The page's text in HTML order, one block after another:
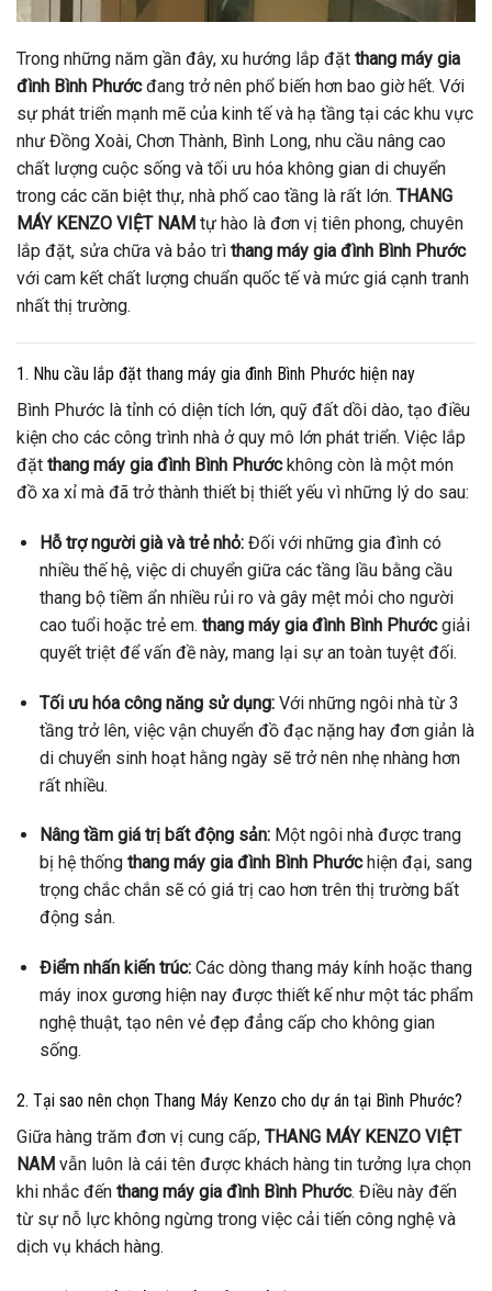
Trong những năm gần đây, xu hướng lắp đặt thang máy gia
đình Bình Phướcđang trở nên phổ biến hơn bao giờ hết. Với
sự phát triển mạnh mẽ của kinh tế và hạ tầng tại các khu vực
như Đồng Xoài, Chơn Thành, Bình Long, nhu cầu nâng cao
chất lượng cuộc sống và tối ưu hóa không gian di chuyển
trong các căn biệt thự, nhà phố cao tầng là rất lớn. THANG
MÁY KENZO VIỆT NAM tự hào là đơn vị tiên phong, chuyên
lắp đặt, sửa chữa và bảo trì thang máy gia đình Bình Phước
với cam kết chất lượng chuẩn quốc tế và mức giá cạnh tranh
nhất thị trường.
1. Nhu cầu lắp đặt thang máy gia đình Bình Phước hiện nay
Bình Phước là tỉnh có diện tích lớn, quỹ đất dồi dào, tạo điều
kiện cho các công trình nhà ở quy mô lớn phát triển. Việc lắp
đặt thang máy gia đình Bình Phướckhông còn là một món
đồ xa xỉ mà đã trở thành thiết bị thiết yếu vì những lý do sau:
Hỗ trợ người già và trẻ nhỏ:Đối với những gia đình có
nhiều thế hệ, việc di chuyển giữa các tầng lầu bằng cầu
thang bộ tiềm ẩn nhiều rủi ro và gây mệt mỏi cho người
cao tuổi hoặc trẻ em. thang máy gia đình Bình Phướcgiải
quyết triệt để vấn đề này, mang lại sự an toàn tuyệt đối.
Tối ưu hóa công năng sử dụng:Với những ngôi nhà từ 3
tầng trở lên, việc vận chuyển đồ đạc nặng hay đơn giản là
di chuyển sinh hoạt hằng ngày sẽ trở nên nhẹ nhàng hơn
rất nhiều.
Nâng tầm giá trị bất động sản:Một ngôi nhà được trang
bị hệ thống thang máy gia đình Bình Phướchiện đại, sang
trọng chắc chắn sẽ có giá trị cao hơn trên thị trường bất
động sản.
Điểm nhấn kiến trúc:Các dòng thang máy kính hoặc thang
máy inox gương hiện nay được thiết kế như một tác phẩm
nghệ thuật, tạo nên vẻ đẹp đẳng cấp cho không gian
sống.
2. Tại sao nên chọn Thang Máy Kenzo cho dự án tại Bình Phước?
Giữa hàng trăm đơn vị cung cấp, THANG MÁY KENZO VIỆT
NAM vẫn luôn là cái tên được khách hàng tin tưởng lựa chọn
khi nhắc đến thang máy gia đình Bình Phước. Điều này đến
từ sự nỗ lực không ngừng trong việc cải tiến công nghệ và
dịch vụ khách hàng.